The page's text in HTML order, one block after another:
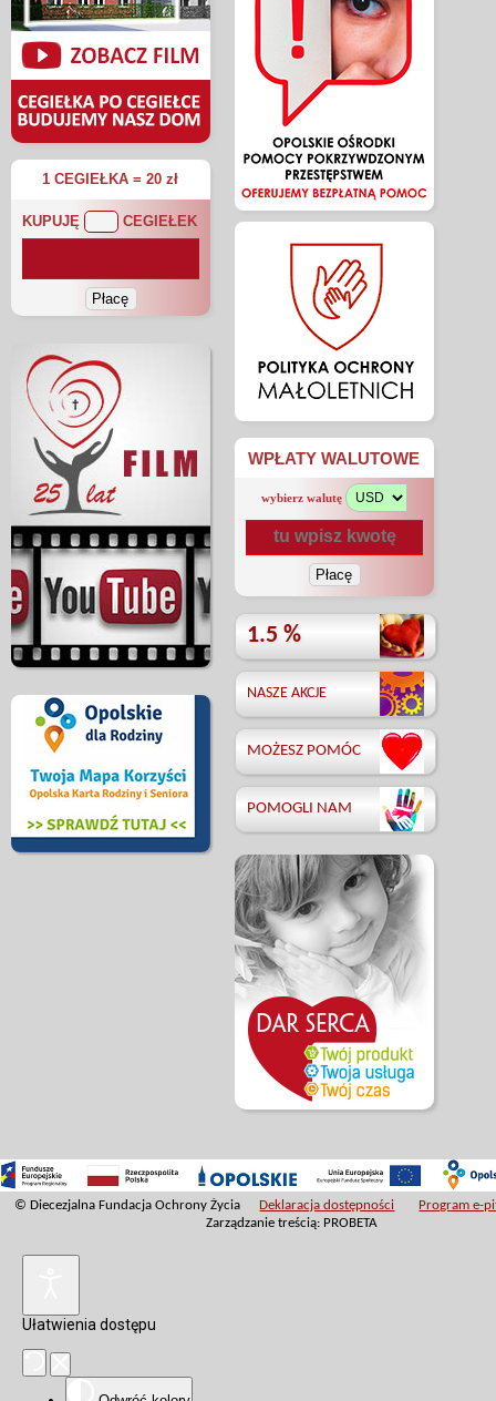
1 CEGIEŁKA = 20 zł
KUPUJĘ CEGIEŁEK
WPŁATY WALUTOWE
wybierz walutę
1.5 %
NASZE AKCJE
MOŻESZ POMÓC
POMOGLI NAM
© Diecezjalna Fundacja Ochrony Życia Deklaracja dostępności
Program e-
Zarządzanie treścią: PROBETA
Ułatwienia dostępu